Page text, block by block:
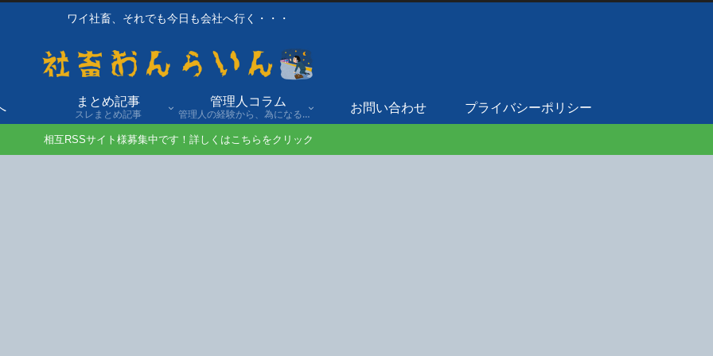
ワイ社畜、それでも今日も会社へ行く・・・
まとめ記事
スレまとめ記事
管理人コラム
管理人の経験から、為になる話や自身の経験談を発信。
お問い合わせ プライバシーポリシー
相互RSSサイト様募集中です！詳しくはこちらをクリック